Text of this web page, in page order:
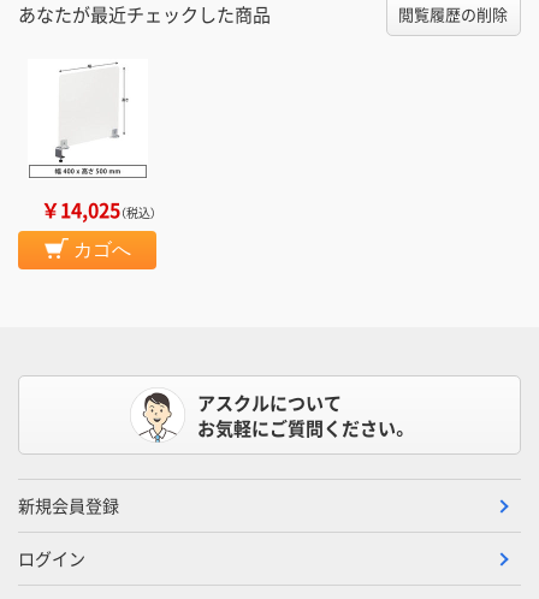
あなたが最近チェックした商品 閲覧履歴の削除
￥14,025（税込）
カゴへ
アスクルについて
お気軽にご質問ください。
新規会員登録
ログイン